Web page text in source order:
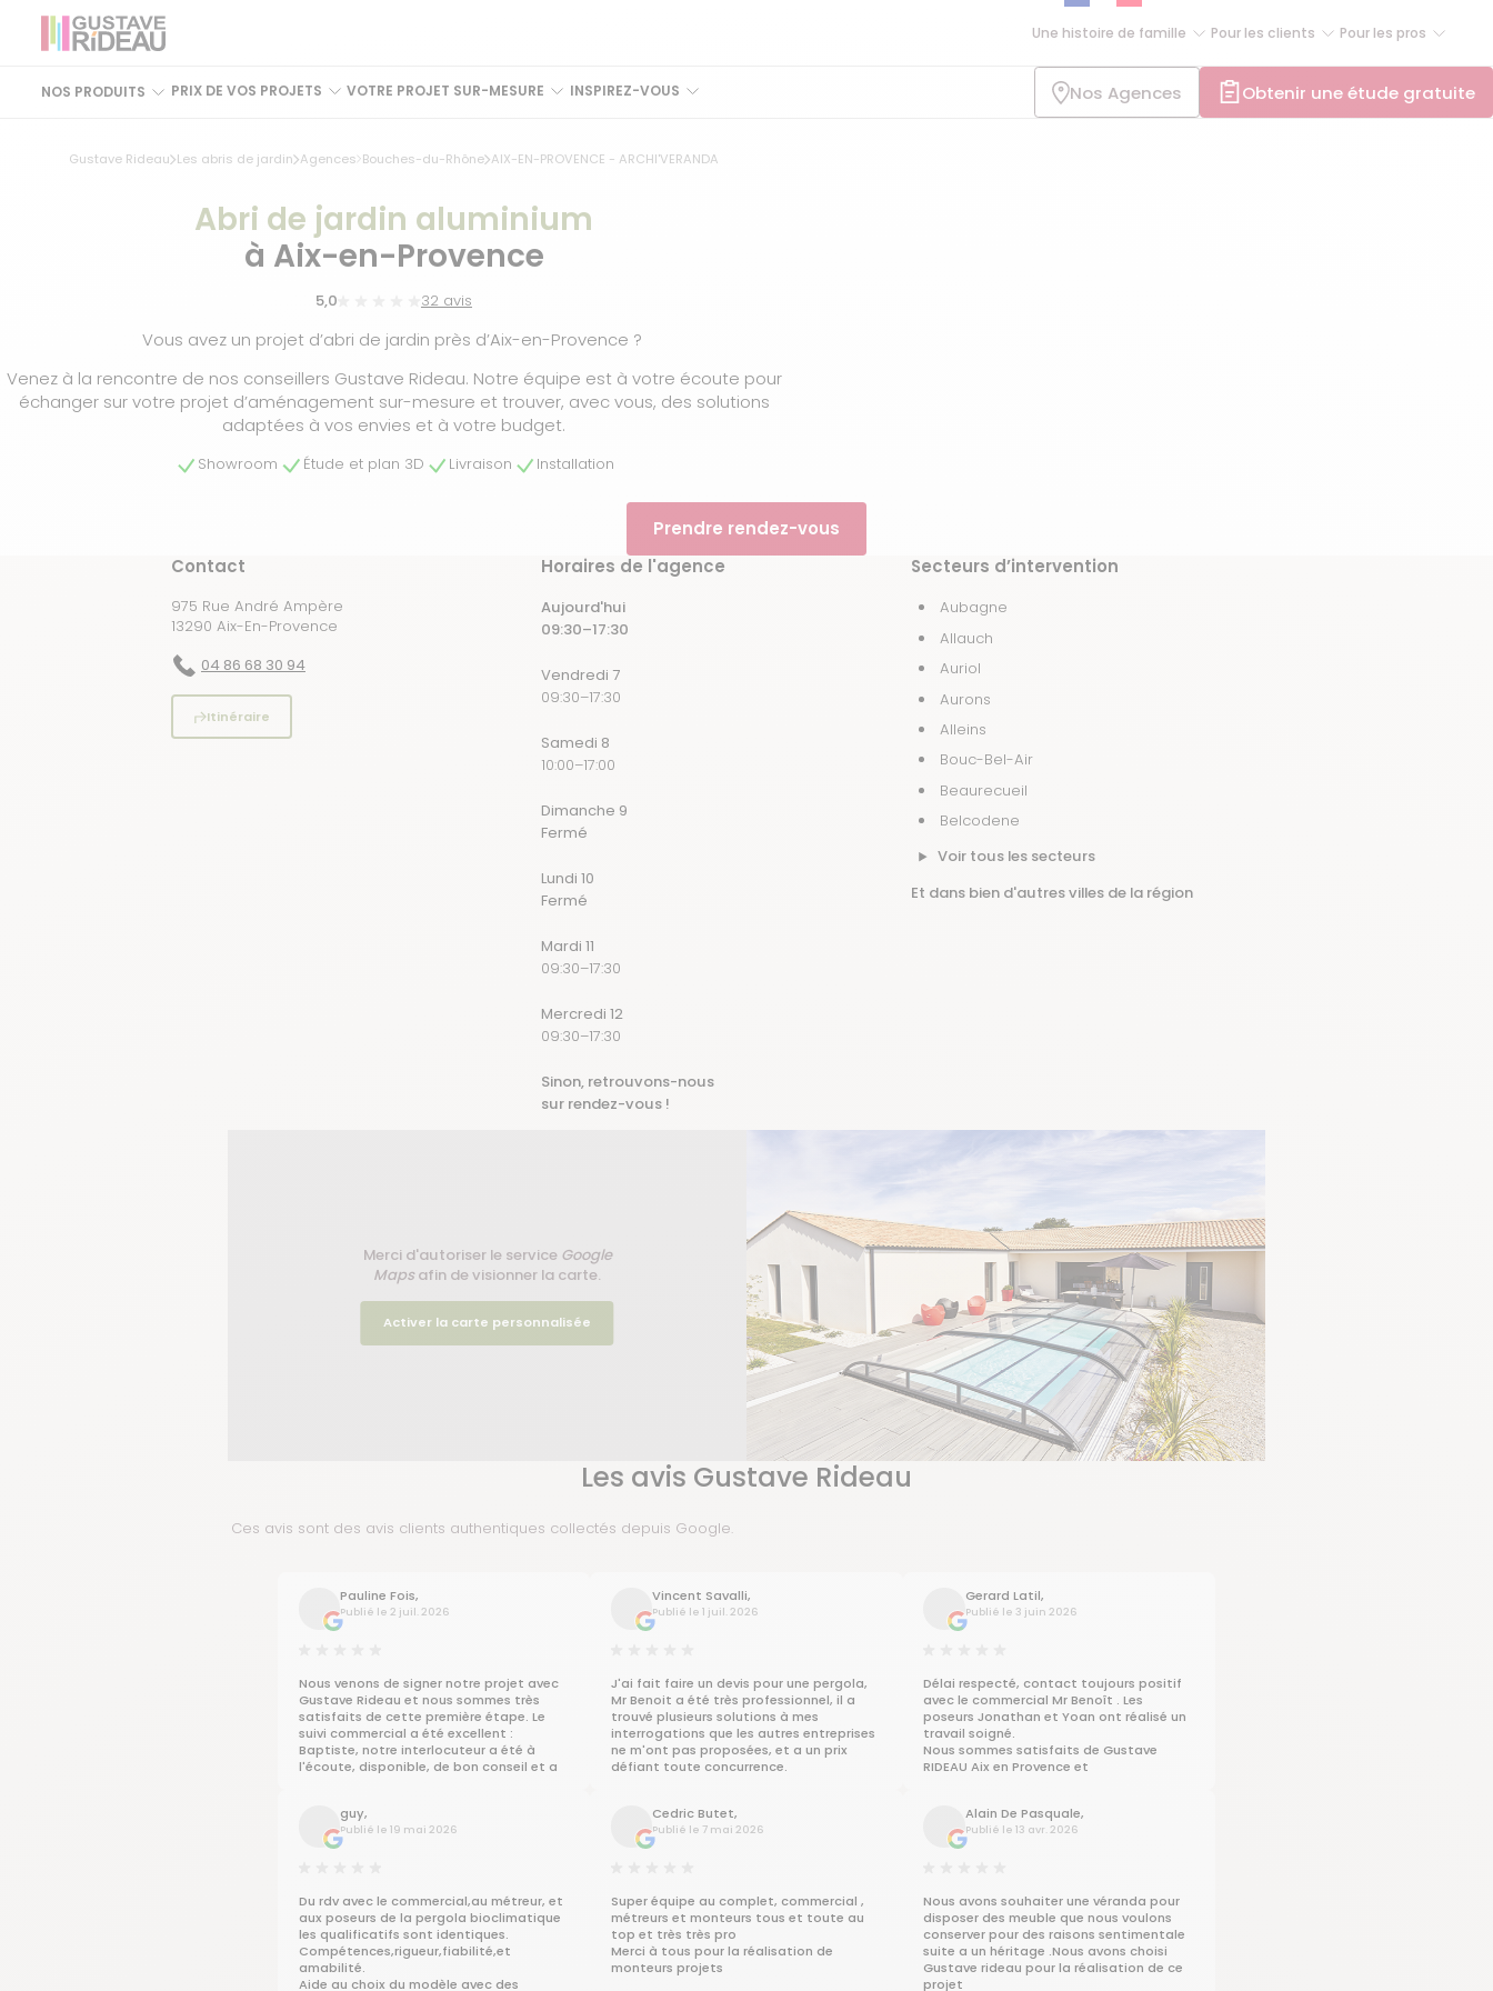
Une histoire de famille Pour les clients Pour les pros
NOS PRODUITS PRIX DE VOS PROJETS VOTRE PROJET SUR-MESURE INSPIREZ-VOUS Nos Agences Obtenir une étude gratuite
Gustave Rideau Les abris de jardin Agences Bouches-du-Rhône AIX-EN-PROVENCE - ARCHI'VERANDA
Abri de jardin aluminium
à Aix-en-Provence
5,0 32 avis
Vous avez un projet d’abri de jardin près d’Aix-en-Provence ?
Venez à la rencontre de nos conseillers Gustave Rideau. Notre équipe est à votre écoute pour
échanger sur votre projet d’aménagement sur-mesure et trouver, avec vous, des solutions
adaptées à vos envies et à votre budget.
Showroom Étude et plan 3D Livraison Installation
Prendre rendez-vous
Contact
975 Rue André Ampère
13290 Aix-En-Provence
04 86 68 30 94
Itinéraire
Horaires de l'agence
Aujourd'hui
09:30–17:30
Vendredi 7
09:30–17:30
Samedi 8
10:00–17:00
Dimanche 9
Fermé
Lundi 10
Fermé
Mardi 11
09:30–17:30
Mercredi 12
09:30–17:30
Sinon, retrouvons-nous
sur rendez-vous !
Secteurs d’intervention
Aubagne
Allauch
Auriol
Aurons
Alleins
Bouc-Bel-Air
Beaurecueil
Belcodene
Voir tous les secteurs
Et dans bien d'autres villes de la région
Merci d'autoriser le service Google
Mapsafin de visionner la carte.
Activer la carte personnalisée
Les avis Gustave Rideau
Ces avis sont des avis clients authentiques collectés depuis Google.
Pauline Fois,
Publié le 2 juil. 2026
Nous venons de signer notre projet avec
Gustave Rideau et nous sommes très
satisfaits de cette première étape. Le
suivi commercial a été excellent :
Baptiste, notre interlocuteur a été à
l'écoute, disponible, de bon conseil et a
Nous sommes vraiment impatients de
voir notre projet prendre vie et avons
accompagnement de qualité jusqu'à
présent !
Vincent Savalli,
Publié le 1 juil. 2026
J'ai fait faire un devis pour une pergola,
Mr Benoit a été très professionnel, il a
trouvé plusieurs solutions à mes
interrogations que les autres entreprises
ne m'ont pas proposées, et a un prix
défiant toute concurrence.
Gerard Latil,
Publié le 3 juin 2026
Délai respecté, contact toujours positif
avec le commercial Mr Benoît . Les
poseurs Jonathan et Yoan ont réalisé un
travail soigné.
Nous sommes satisfaits de Gustave
RIDEAU Aix en Provence et
guy,
Publié le 19 mai 2026
Du rdv avec le commercial,au métreur, et
aux poseurs de la pergola bioclimatique
les qualificatifs sont identiques.
Compétences,rigueur,fiabilité,et
amabilité.
Aide au choix du modèle avec des
Cedric Butet,
Publié le 7 mai 2026
Super équipe au complet, commercial ,
métreurs et monteurs tous et toute au
top et très très pro
Merci à tous pour la réalisation de
monteurs projets
Alain De Pasquale,
Publié le 13 avr. 2026
Nous avons souhaiter une véranda pour
disposer des meuble que nous voulons
conserver pour des raisons sentimentale
suite a un héritage .Nous avons choisi
Gustave rideau pour la réalisation de ce
projet